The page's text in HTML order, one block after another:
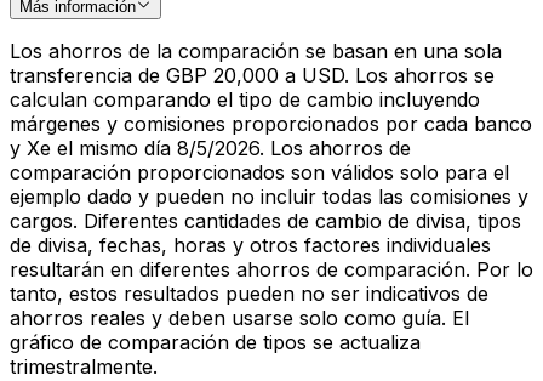
Más información
Los ahorros de la comparación se basan en una sola
transferencia de GBP 20,000 a USD. Los ahorros se
calculan comparando el tipo de cambio incluyendo
márgenes y comisiones proporcionados por cada banco
y Xe el mismo día 8/5/2026. Los ahorros de
comparación proporcionados son válidos solo para el
ejemplo dado y pueden no incluir todas las comisiones y
cargos. Diferentes cantidades de cambio de divisa, tipos
de divisa, fechas, horas y otros factores individuales
resultarán en diferentes ahorros de comparación. Por lo
tanto, estos resultados pueden no ser indicativos de
ahorros reales y deben usarse solo como guía. El
gráfico de comparación de tipos se actualiza
trimestralmente.